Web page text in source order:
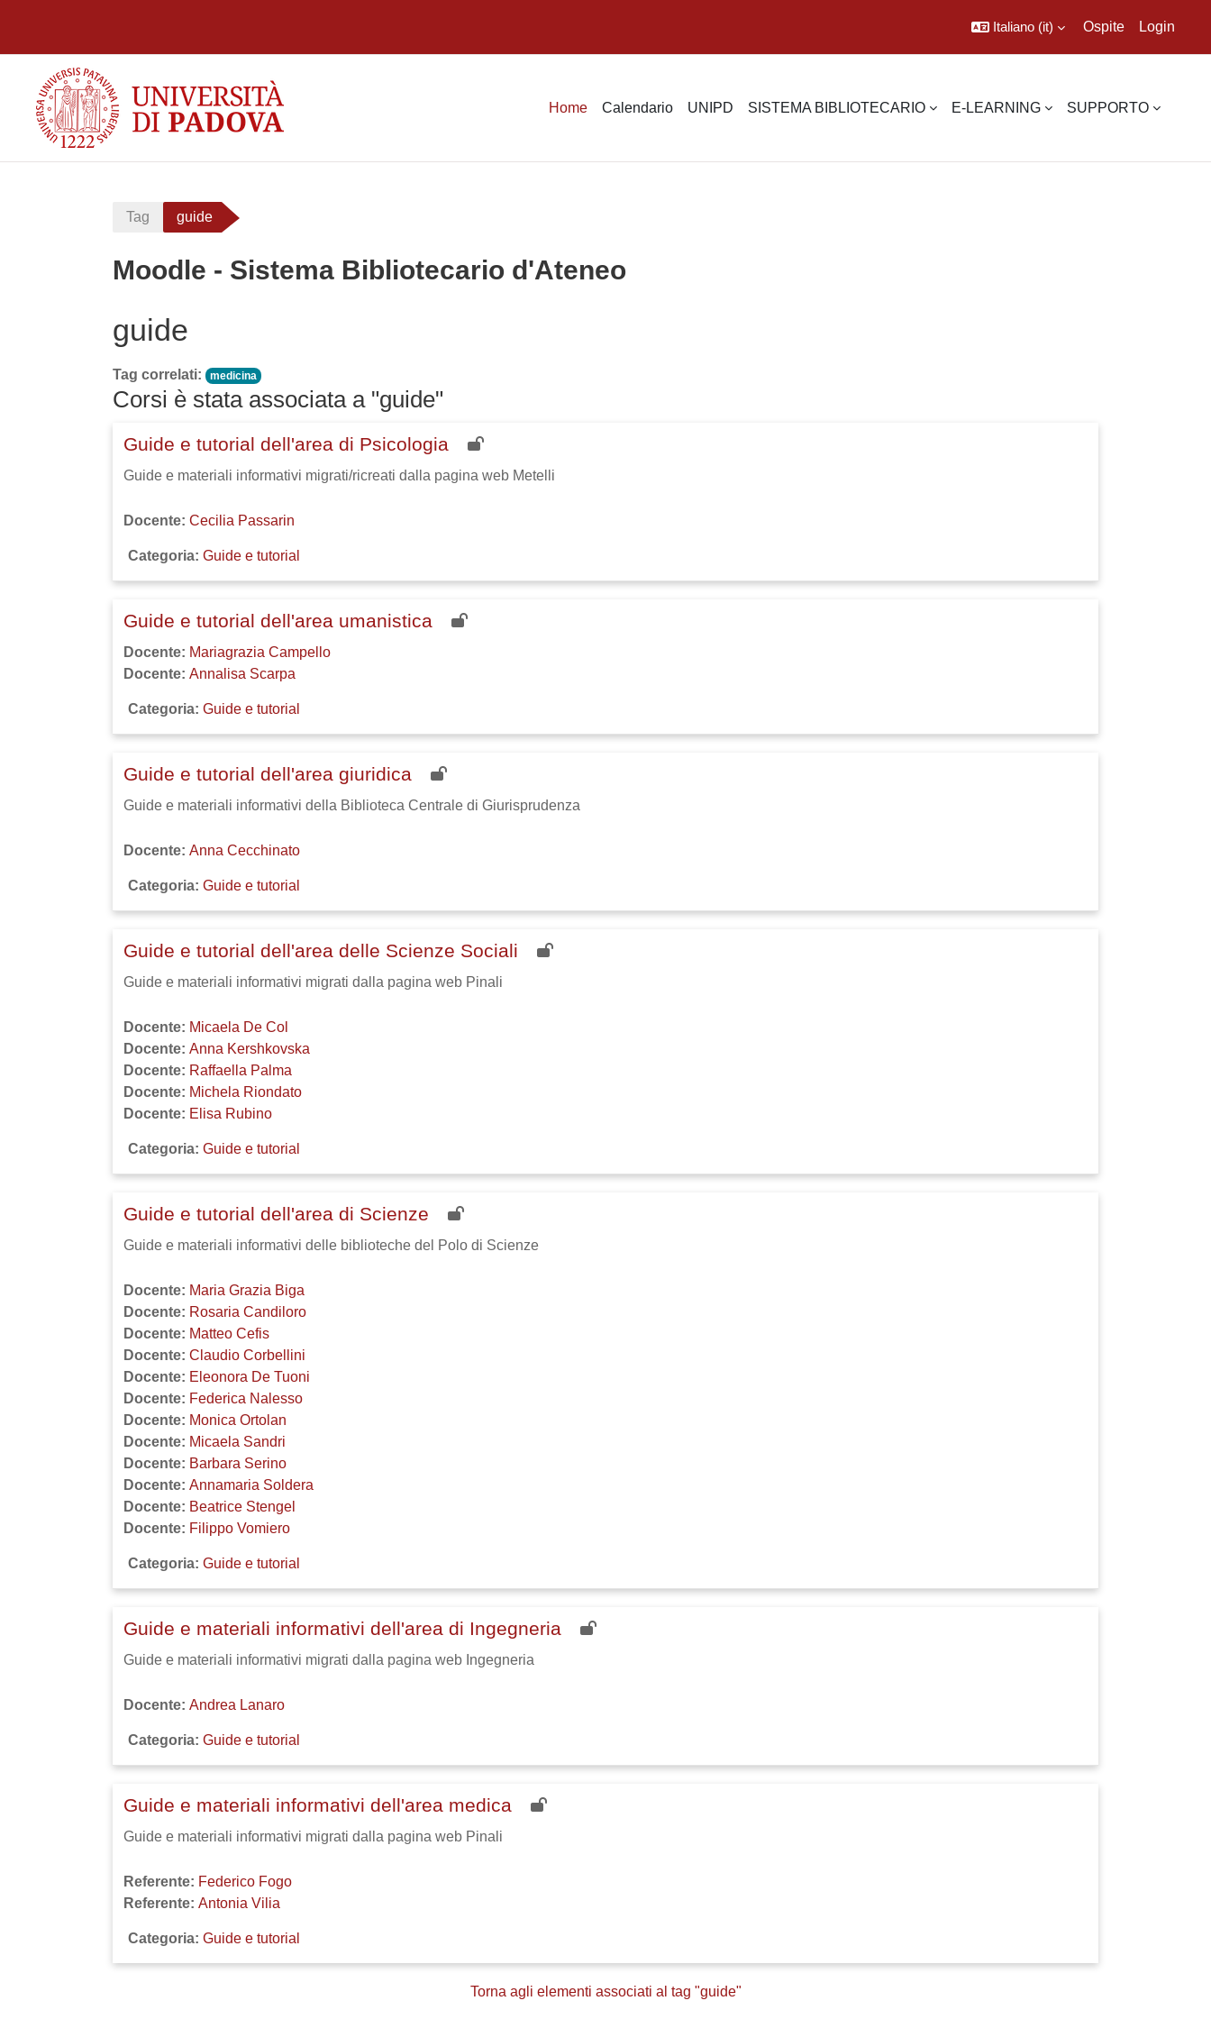
Italiano ‎(it)‎ Ospite Login
Home Calendario UNIPD SISTEMA BIBLIOTECARIO E-LEARNING SUPPORTO
Tag guide
Moodle - Sistema Bibliotecario d'Ateneo
guide
Tag correlati: medicina
Corsi è stata associata a "guide"
Guide e tutorial dell'area di Psicologia
Guide e materiali informativi migrati/ricreati dalla pagina web Metelli
Docente: Cecilia Passarin
Categoria: Guide e tutorial
Guide e tutorial dell'area umanistica
Docente: Mariagrazia Campello
Docente: Annalisa Scarpa
Categoria: Guide e tutorial
Guide e tutorial dell'area giuridica
Guide e materiali informativi della Biblioteca Centrale di Giurisprudenza
Docente: Anna Cecchinato
Categoria: Guide e tutorial
Guide e tutorial dell'area delle Scienze Sociali
Guide e materiali informativi migrati dalla pagina web Pinali
Docente: Micaela De Col
Docente: Anna Kershkovska
Docente: Raffaella Palma
Docente: Michela Riondato
Docente: Elisa Rubino
Categoria: Guide e tutorial
Guide e tutorial dell'area di Scienze
Guide e materiali informativi delle biblioteche del Polo di Scienze
Docente: Maria Grazia Biga
Docente: Rosaria Candiloro
Docente: Matteo Cefis
Docente: Claudio Corbellini
Docente: Eleonora De Tuoni
Docente: Federica Nalesso
Docente: Monica Ortolan
Docente: Micaela Sandri
Docente: Barbara Serino
Docente: Annamaria Soldera
Docente: Beatrice Stengel
Docente: Filippo Vomiero
Categoria: Guide e tutorial
Guide e materiali informativi dell'area di Ingegneria
Guide e materiali informativi migrati dalla pagina web Ingegneria
Docente: Andrea Lanaro
Categoria: Guide e tutorial
Guide e materiali informativi dell'area medica
Guide e materiali informativi migrati dalla pagina web Pinali
Referente: Federico Fogo
Referente: Antonia Vilia
Categoria: Guide e tutorial
Torna agli elementi associati al tag "guide"